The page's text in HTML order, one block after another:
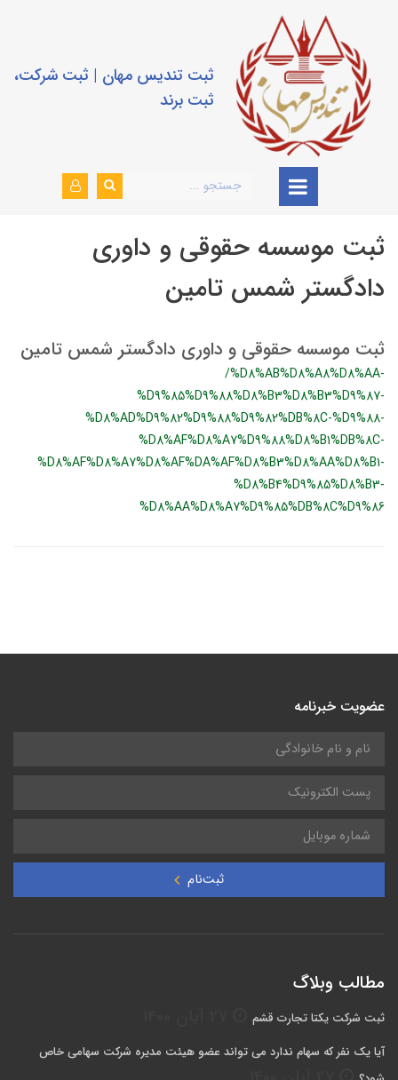
ثبت تندیس مهان | ثبت شرکت،
ثبت برند
ثبت موسسه حقوقی و داوری
دادگستر شمس تامین
ثبت موسسه حقوقی و داوری دادگستر شمس تامین
/%D8%AB%D8%A8%D8%AA-
%D9%85%D9%88%D8%B3%D8%B3%D9%87-
%D8%AD%D9%82%D9%88%D9%82%DB%8C-%D9%88-
%D8%AF%D8%A7%D9%88%D8%B1%DB%8C-
%D8%AF%D8%A7%D8%AF%DA%AF%D8%B3%D8%AA%D8%B1-
%D8%B4%D9%85%D8%B3-
%D8%AA%D8%A7%D9%85%DB%8C%D9%86
عضویت خبرنامه
ثبت‌نام
مطالب وبلاگ
ثبت شرکت یکتا تجارت قشم
آیا یک نفر که سهام ندارد می تواند عضو هیئت مدیره شرکت سهامی خاص